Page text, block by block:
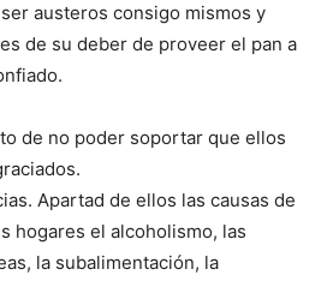
austeros consigo mismos y
de su deber de proveer el pan a
de no poder soportar que ellos
Apartad de ellos las causas de
hogares el alcoholismo, las
la subalimentación, la